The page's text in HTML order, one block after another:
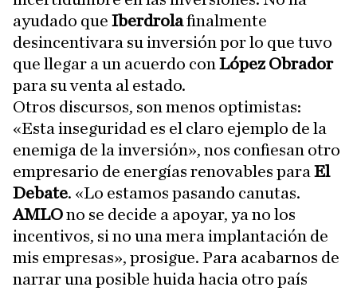
ayudado que Iberdrolafinalmente
desincentivara su inversión por lo que tuvo
que llegar a un acuerdo con López Obrador
para su venta al estado.
Otros discursos, son menos optimistas:
«Esta inseguridad es el claro ejemplo de la
enemiga de la inversión», nos confiesan otro
empresario de energías renovables para El
Debate. «Lo estamos pasando canutas.
AMLOno se decide a apoyar, ya no los
incentivos, si no una mera implantación de
mis empresas», prosigue. Para acabarnos de
narrar una posible huida hacia otro país